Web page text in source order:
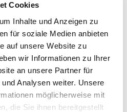
Cookies
Inhalte und Anzeigen zu
für soziale Medien anbieten
auf unsere Website zu
wir Informationen zu Ihrer
an unsere Partner für
Analysen weiter. Unsere
möglicherweise mit
die Sie ihnen bereitgestellt
Meiningen und Oberhof. Erfahre
Treffpunkt für Kaffee- und